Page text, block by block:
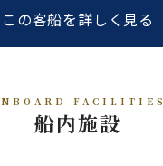
この客船を詳しく見る
FACILITIES
船内施設